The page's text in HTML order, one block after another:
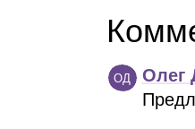
ОД
Олег